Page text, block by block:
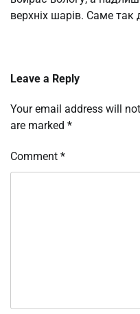
верхніх шарів. Саме так
Leave a Reply
Your email address will
are marked *
Comment *